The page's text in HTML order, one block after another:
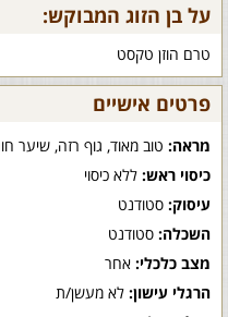
על בן הזוג המבוקש:
טרם הוזן טקסט
פרטים אישיים
מראה: טוב מאוד, גוף רזה, שיער
כיסוי ראש: ללא כיסוי
עיסוק: סטודנט
השכלה: סטודנט
מצב כלכלי: אחר
הרגלי עישון: לא מעשן/ת